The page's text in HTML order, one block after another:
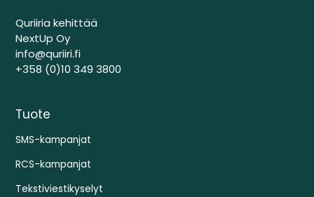
Quriiria kehittää
NextUp Oy
info@quriiri.fi
+358 (0)10 349 3800
Tuote
SMS-kampanjat
RCS-kampanjat
Tekstiviestikyselyt